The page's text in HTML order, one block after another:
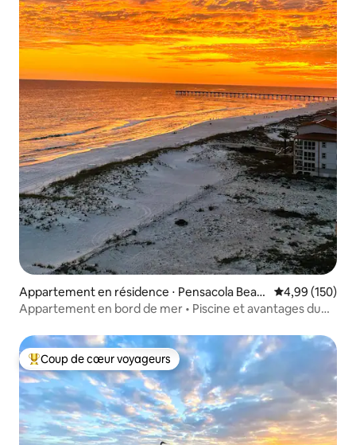
Appartement en résidence ⋅ Pensacola Beac
h
Évaluation
4,99 (150)
Appartement en bord de mer • Piscine et avantages du
Coups de cœur voyageurs les plus appréciés
Coup de cœur voyageurs